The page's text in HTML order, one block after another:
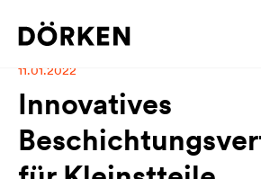
zurück
11.01.2022
Innovatives